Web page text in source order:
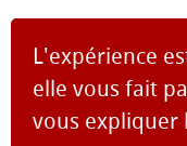
L'expérience
elle vous fait
vous expliquer